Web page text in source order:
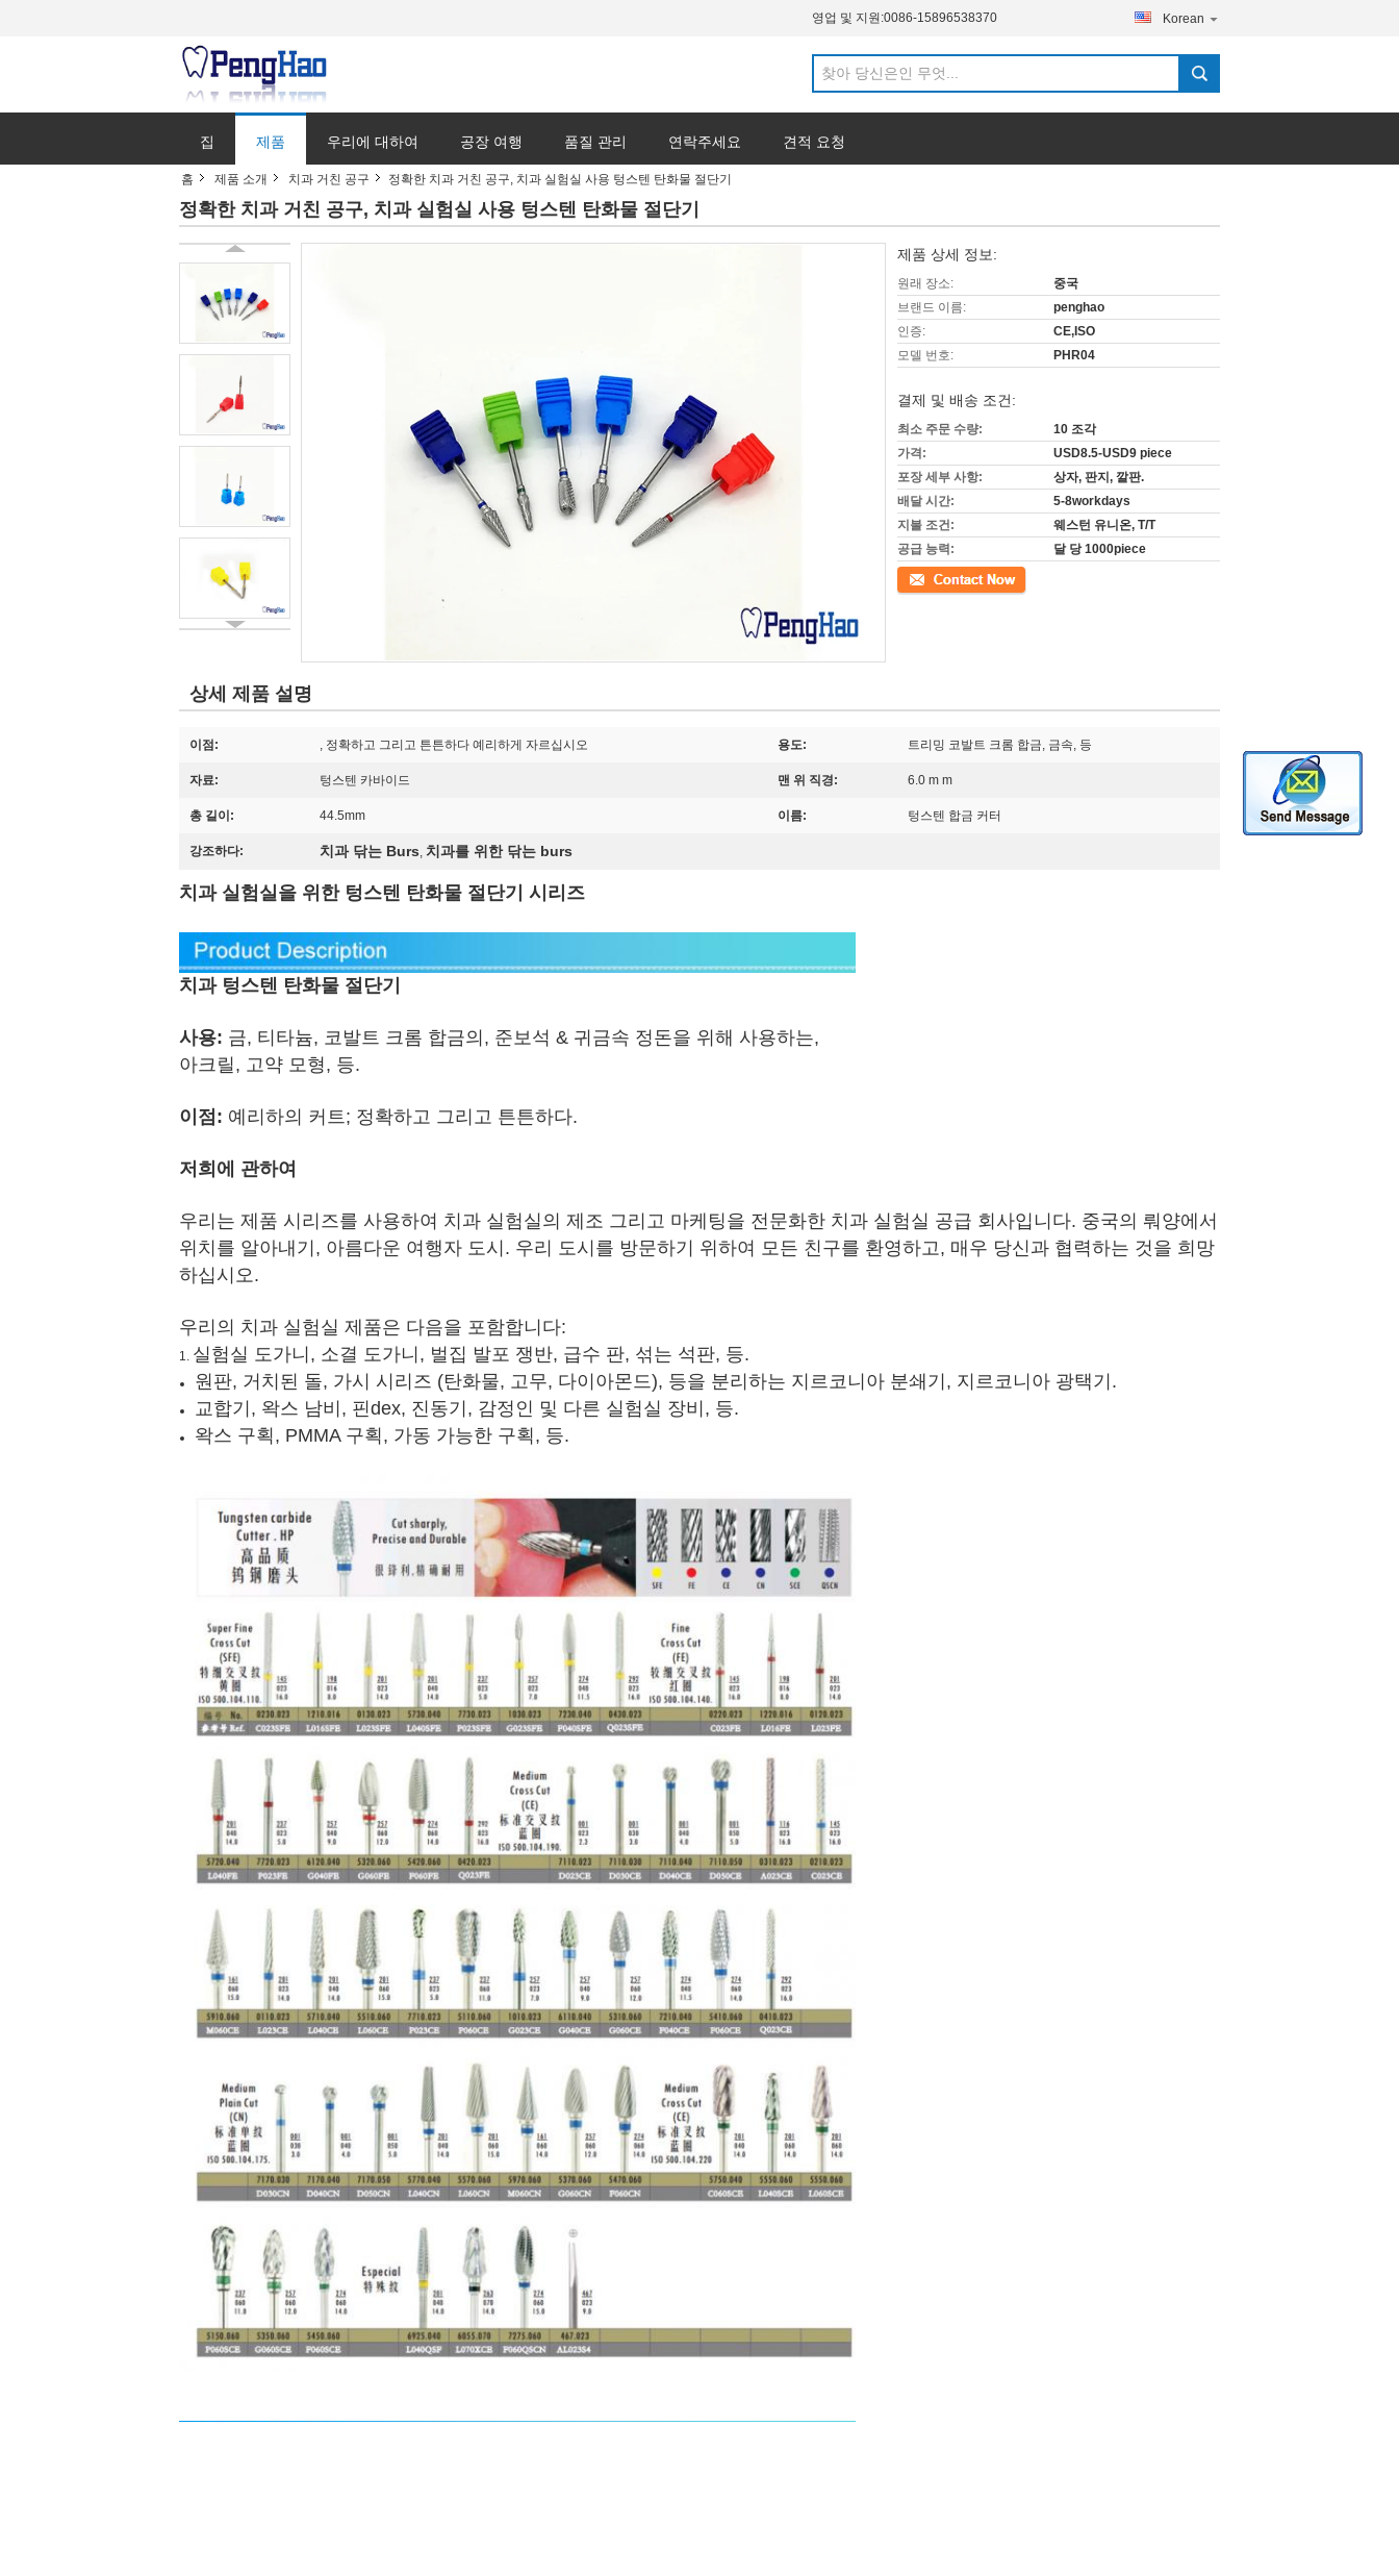
영업 및 지원:0086-15896538370 Korean
집 제품 우리에 대하여 공장 여행 품질 관리 연락주세요 견적 요청
홈 제품 소개 치과 거친 공구 정확한 치과 거친 공구, 치과 실험실 사용 텅스텐 탄화물 절단기
정확한 치과 거친 공구, 치과 실험실 사용 텅스텐 탄화물 절단기
제품 상세 정보:
원래 장소:
중국
브랜드 이름:
penghao
인증:
CE,ISO
모델 번호:
PHR04
결제 및 배송 조건:
최소 주문 수량:
10 조각
가격:
USD8.5-USD9 piece
포장 세부 사항:
상자, 판지, 깔판.
배달 시간:
5-8workdays
지불 조건:
웨스턴 유니온, T/T
공급 능력:
달 당 1000piece
접촉
상세 제품 설명
이점: , 정확하고 그리고 튼튼하다 예리하게 자르십시오 용도: 트리밍 코발트 크롬 합금, 금속, 등
자료: 텅스텐 카바이드 맨 위 직경: 6.0 m m
총 길이: 44.5mm 이름: 텅스텐 합금 커터
강조하다: 치과 닦는 Burs, 치과를 위한 닦는 burs
치과 실험실을 위한 텅스텐 탄화물 절단기 시리즈
치과 텅스텐 탄화물 절단기
사용: 금, 티타늄, 코발트 크롬 합금의, 준보석 & 귀금속 정돈을 위해 사용하는,
아크릴, 고약 모형, 등.
이점: 예리하의 커트; 정확하고 그리고 튼튼하다.
저희에 관하여
우리는 제품 시리즈를 사용하여 치과 실험실의 제조 그리고 마케팅을 전문화한 치과 실험실 공급 회사입니다. 중국의 뤄양에서
위치를 알아내기, 아름다운 여행자 도시. 우리 도시를 방문하기 위하여 모든 친구를 환영하고, 매우 당신과 협력하는 것을 희망
하십시오.
우리의 치과 실험실 제품은 다음을 포함합니다:
1. 실험실 도가니, 소결 도가니, 벌집 발포 쟁반, 급수 판, 섞는 석판, 등.
원판, 거치된 돌, 가시 시리즈 (탄화물, 고무, 다이아몬드), 등을 분리하는 지르코니아 분쇄기, 지르코니아 광택기.
교합기, 왁스 남비, 핀dex, 진동기, 감정인 및 다른 실험실 장비, 등.
왁스 구획, PMMA 구획, 가동 가능한 구획, 등.